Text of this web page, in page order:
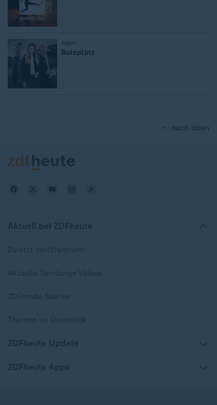
Sport
Bolzplatz
nach oben